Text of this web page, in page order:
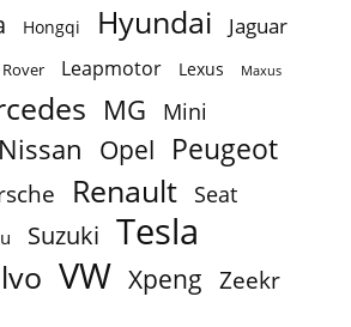
Hongqi Hyundai Jaguar
Leapmotor Lexus Maxus
MG Mini
Nissan Opel Peugeot
Renault Seat
Suzuki Tesla
VW Xpeng Zeekr